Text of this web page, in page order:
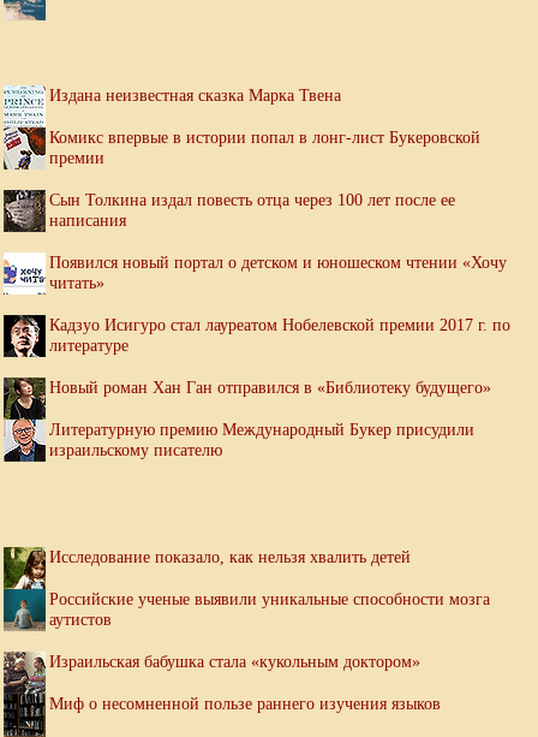
Издана неизвестная сказка Марка Твена
Комикс впервые в истории попал в лонг-лист Букеровской
премии
Сын Толкина издал повесть отца через 100 лет после ее
написания
Появился новый портал о детском и юношеском чтении «Хочу
читать»
Кадзуо Исигуро стал лауреатом Нобелевской премии 2017 г. по
литературе
Новый роман Хан Ган отправился в «Библиотеку будущего»
Литературную премию Международный Букер присудили
израильскому писателю
Исследование показало, как нельзя хвалить детей
Российские ученые выявили уникальные способности мозга
аутистов
Израильская бабушка стала «кукольным доктором»
Миф о несомненной пользе раннего изучения языков